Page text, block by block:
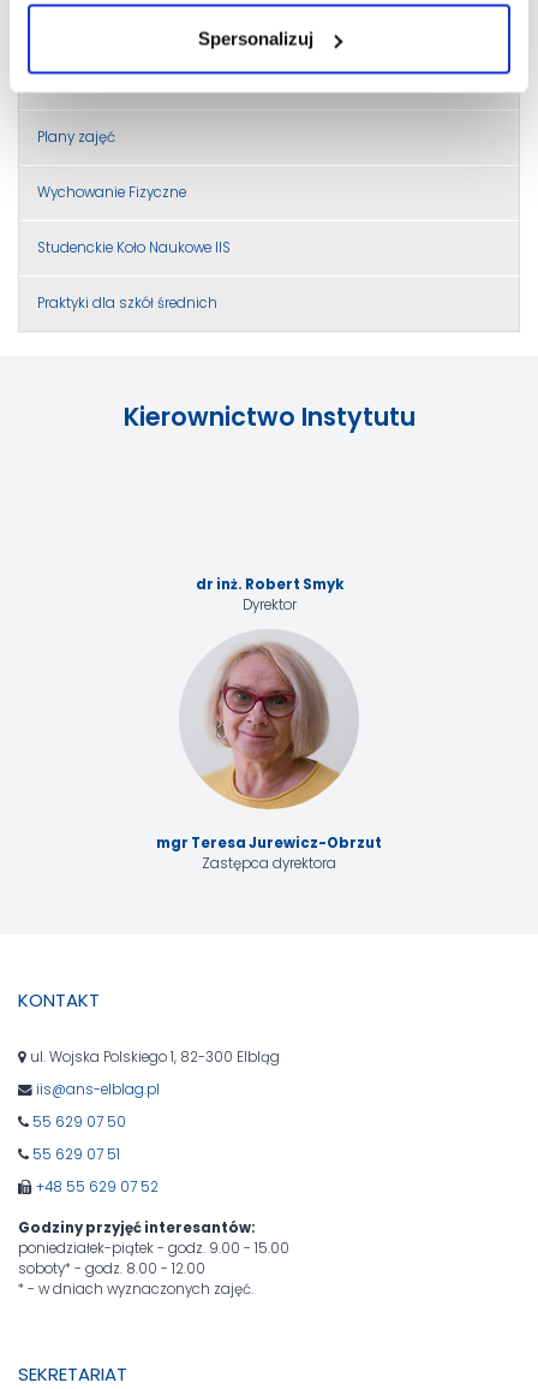
Spersonalizuj
Plany zajęć
Wychowanie Fizyczne
Studenckie Koło Naukowe IIS
Praktyki dla szkół średnich
Kierownictwo Instytutu
dr inż. Robert Smyk
Dyrektor
mgr Teresa Jurewicz-Obrzut
Zastępca dyrektora
KONTAKT
ul. Wojska Polskiego 1, 82-300 Elbląg
iis@ans-elblag.pl
55 629 07 50
55 629 07 51
+48 55 629 07 52
Godziny przyjęć interesantów:
poniedziałek-piątek - godz. 9.00 - 15.00
soboty* - godz. 8.00 - 12.00
* - w dniach wyznaczonych zajęć.
SEKRETARIAT